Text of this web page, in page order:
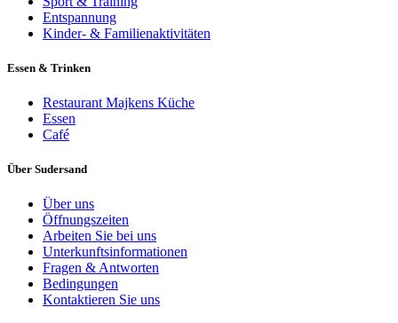
Entspannung
Kinder- & Familienaktivitäten
Essen & Trinken
Restaurant Majkens Küche
Essen
Café
Über Sudersand
Über uns
Öffnungszeiten
Arbeiten Sie bei uns
Unterkunftsinformationen
Fragen & Antworten
Bedingungen
Kontaktieren Sie uns